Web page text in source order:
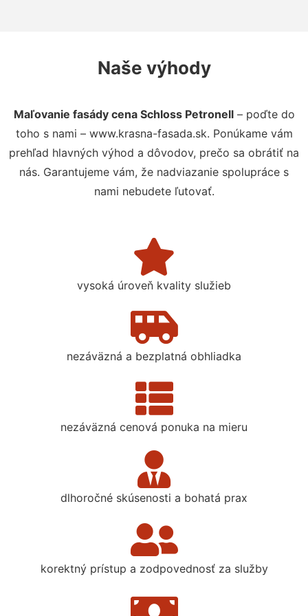
Naše výhody
Maľovanie fasády cena Schloss Petronell– poďte do
toho s nami – www.krasna-fasada.sk. Ponúkame vám
prehľad hlavných výhod a dôvodov, prečo sa obrátiť na
nás. Garantujeme vám, že nadviazanie spolupráce s
nami nebudete ľutovať.
vysoká úroveň kvality služieb
nezáväzná a bezplatná obhliadka
nezáväzná cenová ponuka na mieru
dlhoročné skúsenosti a bohatá prax
korektný prístup a zodpovednosť za služby